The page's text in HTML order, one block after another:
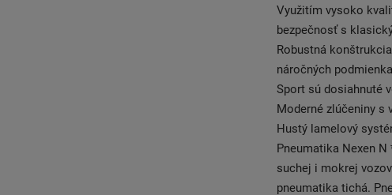
Využitím vysoko
bezpečnosť s
Robustná
náročných
Sport sú dosiahnuté
Moderné zlúčeniny s
Hustý lamelový
Pneumatika Nexen
suchej i mokrej
pneumatika tichá.